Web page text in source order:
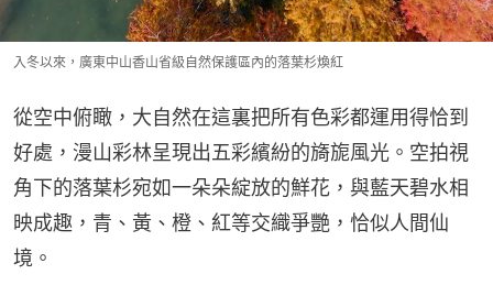
入冬以來，廣東中山香山省級自然保護區內的落葉杉煥紅
從空中俯瞰，大自然在這裏把所有色彩都運用得恰到
好處，漫山彩林呈現出五彩繽紛的旖旎風光。空拍視
角下的落葉杉宛如一朵朵綻放的鮮花，與藍天碧水相
映成趣，青、黃、橙、紅等交織爭艷，恰似人間仙
境。